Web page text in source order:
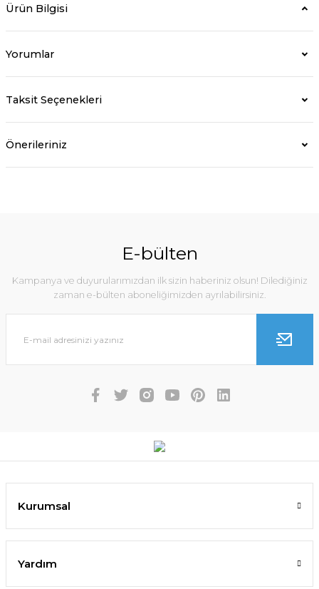
Ürün Bilgisi
Yorumlar
Taksit Seçenekleri
Önerileriniz
E-bülten
Kampanya ve duyurularımızdan ilk sizin haberiniz olsun! Dilediğiniz
zaman e-bülten aboneliğimizden ayrılabilirsiniz.
Kurumsal
Yardım